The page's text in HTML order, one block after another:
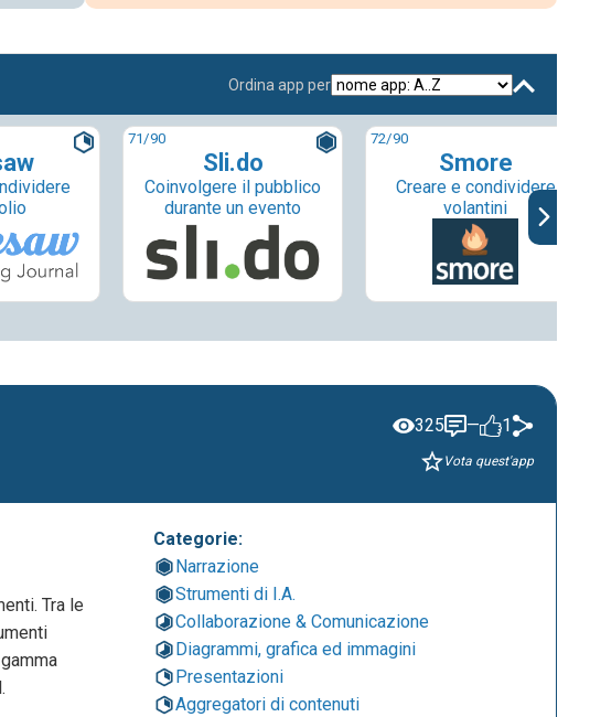
Ordina app per
71/90
Sli.do
Coinvolgere il pubblico
durante un evento
72/90
Smore
Creare e condividere
volantini
325 — 1
Vota quest'app
Tra le
Categorie:
Narrazione
Strumenti di I.A.
Collaborazione & Comunicazione
Diagrammi, grafica ed immagini
Presentazioni
Aggregatori di contenuti